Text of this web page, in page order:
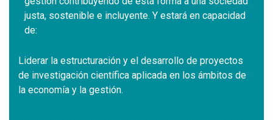
justa, sostenible e incluyente. Y estará en capacidad
de:
Liderar la estructuración y el desarrollo de proyectos
de investigación científica aplicada en los ámbitos de
la economía y la gestión.